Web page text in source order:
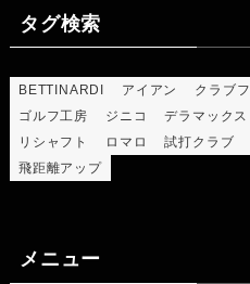
タグ検索
BETTINARDI アイアン クラブ
ゴルフ工房
ジニコ デラマックス
リシャフト
ロマロ 試打クラブ
飛距離アップ
メニュー